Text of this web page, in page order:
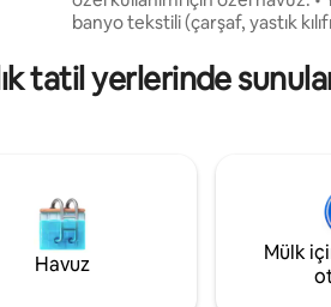
banyo tekstili (çarşaf, yastık
havlusu) dâhildir. Tam donanımlı 🍴
mutfak ve gurme alanı: • Buzdolabı • 5
aileler, çiftler veya gruplar için✨
tatil yerlerinde
Havuz
Mülk